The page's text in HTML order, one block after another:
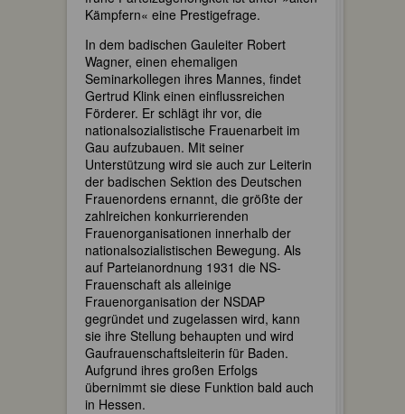
Kämpfern« eine Prestigefrage.
In dem badischen Gauleiter Robert
Wagner, einen ehemaligen
Seminarkollegen ihres Mannes, findet
Gertrud Klink einen einflussreichen
Förderer. Er schlägt ihr vor, die
nationalsozialistische Frauenarbeit im
Gau aufzubauen. Mit seiner
Unterstützung wird sie auch zur Leiterin
der badischen Sektion des Deutschen
Frauenordens ernannt, die größte der
zahlreichen konkurrierenden
Frauenorganisationen innerhalb der
nationalsozialistischen Bewegung. Als
auf Parteianordnung 1931 die NS-
Frauenschaft als alleinige
Frauenorganisation der NSDAP
gegründet und zugelassen wird, kann
sie ihre Stellung behaupten und wird
Gaufrauenschaftsleiterin für Baden.
Aufgrund ihres großen Erfolgs
übernimmt sie diese Funktion bald auch
in Hessen.